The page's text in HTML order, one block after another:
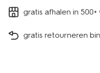
gratis afhalen in 500+
gratis retourneren